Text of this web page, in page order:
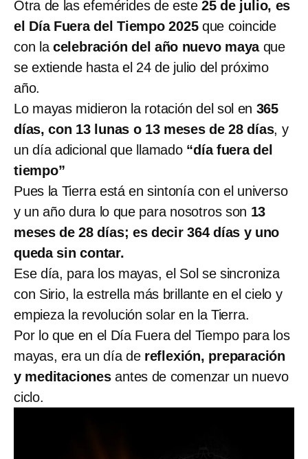
Otra de las efemérides de este25 de julio, es
el Día Fuera del Tiempo 2025que coincide
con la celebración del año nuevo maya que
se extiende hasta el 24 de julio del próximo
año.
Lo mayas midieron la rotación del sol en 365
días, con 13 lunas o 13 meses de 28 días, y
un día adicional que llamado “día fuera del
tiempo”
Pues la Tierra está en sintonía con el universo
y un año dura lo que para nosotros son 13
meses de 28 días; es decir 364 días y uno
queda sin contar.
Ese día, para los mayas, el Sol se sincroniza
con Sirio, la estrella más brillante en el cielo y
empieza la revolución solar en la Tierra.
Por lo que en el Día Fuera del Tiempo para los
mayas, era un día de reflexión, preparación
y meditacionesantes de comenzar un nuevo
ciclo.